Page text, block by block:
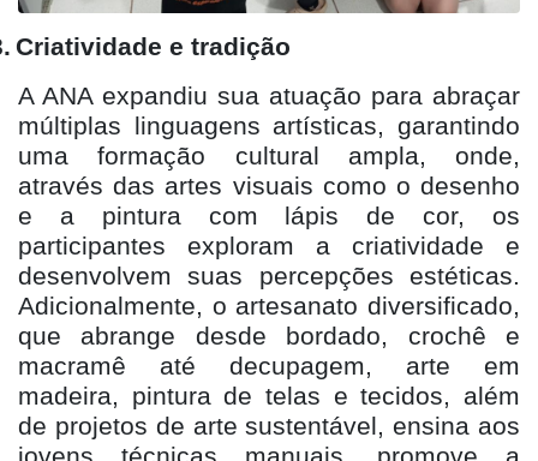
Criatividade e tradição
A ANA expandiu sua atuação para abraçar
múltiplas linguagens artísticas, garantindo
uma formação cultural ampla, onde,
através das artes visuais como o desenho
e a pintura com lápis de cor, os
participantes exploram a criatividade e
desenvolvem suas percepções estéticas.
Adicionalmente, o artesanato diversificado,
que abrange desde bordado, crochê e
macramê até decupagem, arte em
madeira, pintura de telas e tecidos, além
de projetos de arte sustentável, ensina aos